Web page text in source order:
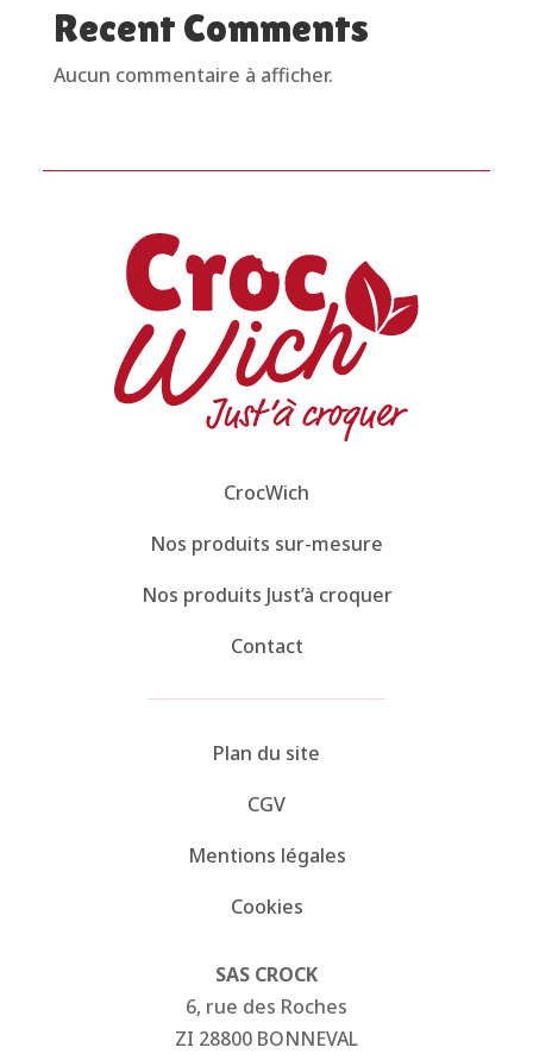
Recent Comments
Aucun commentaire à afficher.
CrocWich
Nos produits sur-mesure
Nos produits Just’à croquer
Contact
Plan du site
CGV
Mentions légales
Cookies
SAS CROCK
6, rue des Roches
ZI 28800 BONNEVAL